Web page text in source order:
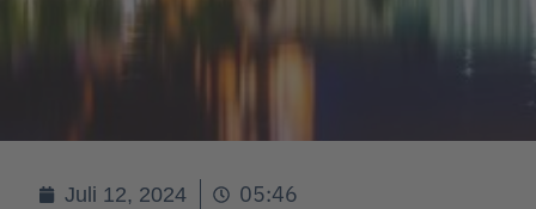
Juli 12, 2024 05:46